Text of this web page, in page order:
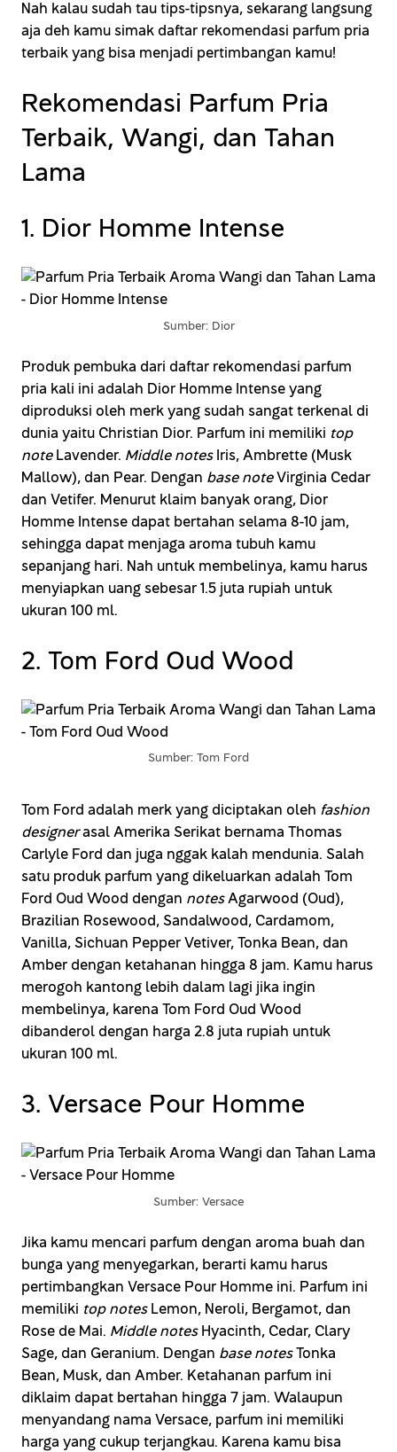
Nah kalau sudah tau tips-tipsnya, sekarang langsung
aja deh kamu simak daftar rekomendasi parfum pria
terbaik yang bisa menjadi pertimbangan kamu!
Rekomendasi Parfum Pria
Terbaik, Wangi, dan Tahan
Lama
1. Dior Homme Intense
Sumber: Dior
Produk pembuka dari daftar rekomendasi parfum
pria kali ini adalah Dior Homme Intense yang
diproduksi oleh merk yang sudah sangat terkenal di
dunia yaitu Christian Dior. Parfum ini memiliki top
note Lavender. Middle notes Iris, Ambrette (Musk
Mallow), dan Pear. Dengan base noteVirginia Cedar
dan Vetifer. Menurut klaim banyak orang, Dior
Homme Intense dapat bertahan selama 8-10 jam,
sehingga dapat menjaga aroma tubuh kamu
sepanjang hari. Nah untuk membelinya, kamu harus
menyiapkan uang sebesar 1.5 juta rupiah untuk
ukuran 100 ml.
2. Tom Ford Oud Wood
Sumber: Tom Ford
Tom Ford adalah merk yang diciptakan oleh fashion
designerasal Amerika Serikat bernama Thomas
Carlyle Ford dan juga nggak kalah mendunia. Salah
satu produk parfum yang dikeluarkan adalah Tom
Ford Oud Wood dengan notesAgarwood (Oud),
Brazilian Rosewood, Sandalwood, Cardamom,
Vanilla, Sichuan Pepper Vetiver, Tonka Bean, dan
Amber dengan ketahanan hingga 8 jam. Kamu harus
merogoh kantong lebih dalam lagi jika ingin
membelinya, karena Tom Ford Oud Wood
dibanderol dengan harga 2.8 juta rupiah untuk
ukuran 100 ml.
3. Versace Pour Homme
Sumber: Versace
Jika kamu mencari parfum dengan aroma buah dan
bunga yang menyegarkan, berarti kamu harus
pertimbangkan Versace Pour Homme ini. Parfum ini
memiliki top notes Lemon, Neroli, Bergamot, dan
Rose de Mai. Middle notesHyacinth, Cedar, Clary
Sage, dan Geranium. Dengan base notesTonka
Bean, Musk, dan Amber. Ketahanan parfum ini
diklaim dapat bertahan hingga 7 jam. Walaupun
menyandang nama Versace, parfum ini memiliki
harga yang cukup terjangkau. Karena kamu bisa